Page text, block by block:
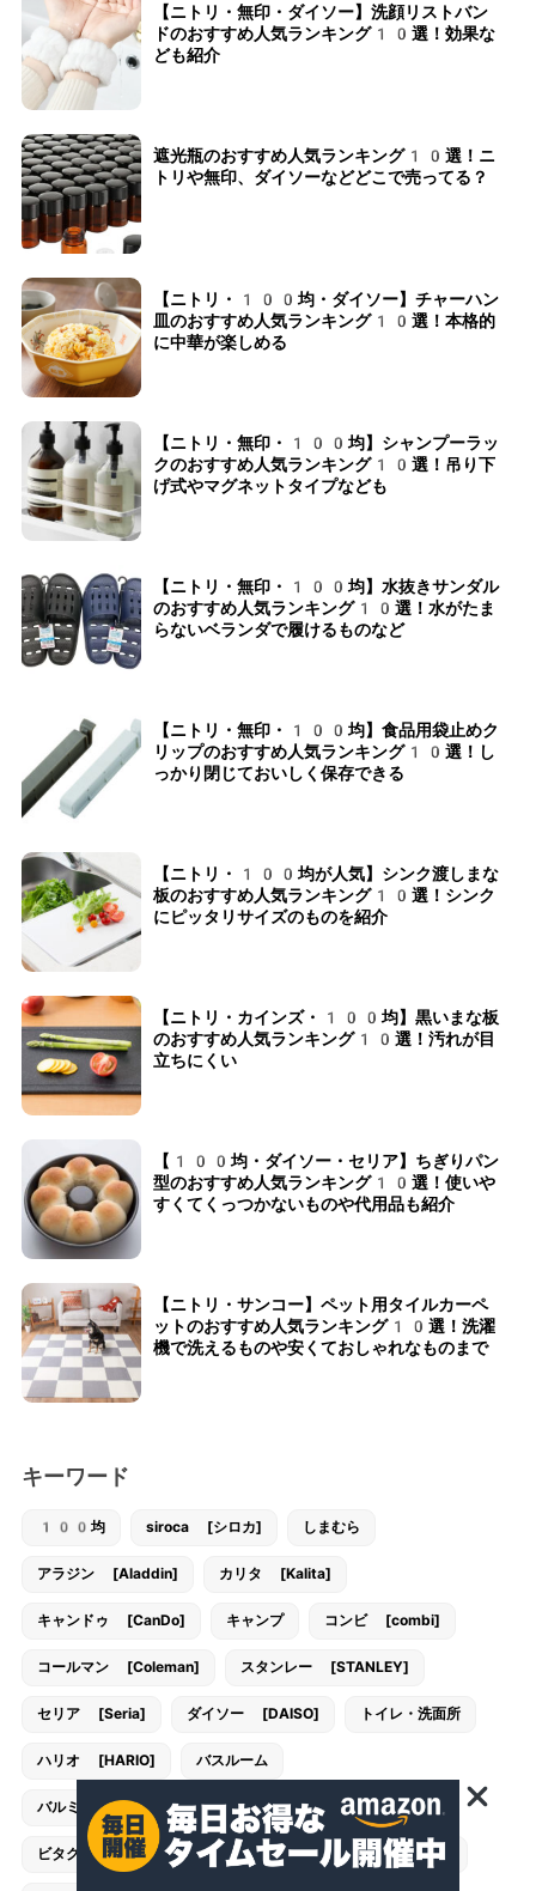
【ニトリ・無印・ダイソー】洗顔リストバン
ドのおすすめ人気ランキング10選！効果な
ども紹介
遮光瓶のおすすめ人気ランキング10選！ニ
トリや無印、ダイソーなどどこで売ってる？
【ニトリ・100均・ダイソー】チャーハン
皿のおすすめ人気ランキング10選！本格的
に中華が楽しめる
【ニトリ・無印・100均】シャンプーラッ
クのおすすめ人気ランキング10選！吊り下
げ式やマグネットタイプなども
【ニトリ・無印・100均】水抜きサンダル
のおすすめ人気ランキング10選！水がたま
らないベランダで履けるものなど
【ニトリ・無印・100均】食品用袋止めク
リップのおすすめ人気ランキング10選！し
っかり閉じておいしく保存できる
【ニトリ・100均が人気】シンク渡しまな
板のおすすめ人気ランキング10選！シンク
にピッタリサイズのものを紹介
【ニトリ・カインズ・100均】黒いまな板
のおすすめ人気ランキング10選！汚れが目
立ちにくい
【100均・ダイソー・セリア】ちぎりパン
型のおすすめ人気ランキング10選！使いや
すくてくっつかないものや代用品も紹介
【ニトリ・サンコー】ペット用タイルカーペ
ットのおすすめ人気ランキング10選！洗濯
機で洗えるものや安くておしゃれなものまで
キーワード
100均 siroca [シロカ] しまむら
アラジン [Aladdin] カリタ [Kalita]
キャンドゥ [CanDo] キャンプ コンビ [combi]
コールマン [Coleman] スタンレー [STANLEY]
セリア [Seria] ダイソー [DAISO] トイレ・洗面所
ハリオ [HARIO] バスルーム
バルミューダ [BALMUDA] バンドック [BUNDOK]
ビタクラフト [VitaCraft] フランフラン [Francfranc]